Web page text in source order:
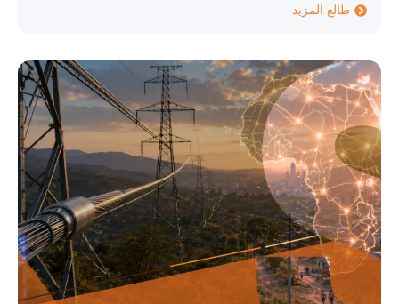
طالع المزيد